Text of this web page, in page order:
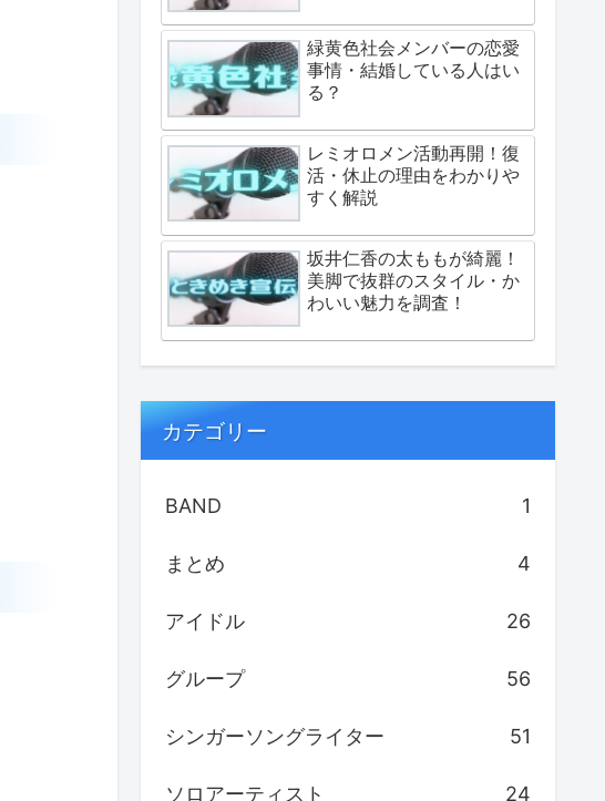
緑黄色社会メンバーの恋愛
事情・結婚している人はい
る？
レミオロメン活動再開！復
活・休止の理由をわかりや
すく解説
坂井仁香の太ももが綺麗！
美脚で抜群のスタイル・か
わいい魅力を調査！
カテゴリー
BAND 1
まとめ 4
アイドル 26
グループ 56
シンガーソングライター 51
ソロアーティスト 24